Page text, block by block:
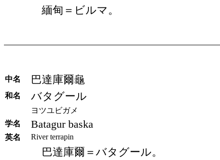
緬甸＝ビルマ。
中名 巴達庫爾龜
和名 バタグール
ヨツユビガメ
学名
Batagur baska
英名 River terrapin
巴達庫爾＝バタグール。